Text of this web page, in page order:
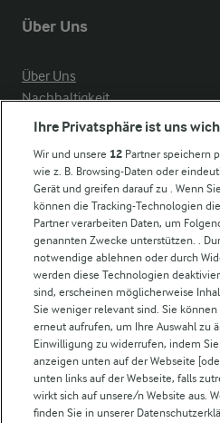
Über Uns
Über Uns
Nachhaltigkeit
Compliance
Arla in anderen Ländern
Weitere Arla Websites
Castello
Lurpak
Arla Pro
Für unsere Landwirt:innen
Ihre Privatsphäre ist uns
Wir und unsere 12 Partner speichern
wie z. B. Browsing-Daten oder
Gerät und greifen darauf zu . Wenn
können die Tracking-Technologien
Partner verarbeiten Daten, um
genannten Zwecke unterstützen. .
notwendige ablehnen oder durch
werden diese Technologien
sind, erscheinen möglicherweise
Sie weniger relevant sind. Sie
erneut aufrufen, um Ihre Auswahl zu
Einwilligung zu widerrufen, indem
anzeigen unten auf der Webseite
unten links auf der Webseite, falls
wirkt sich auf unsere/n Website aus.
finden Sie in unserer